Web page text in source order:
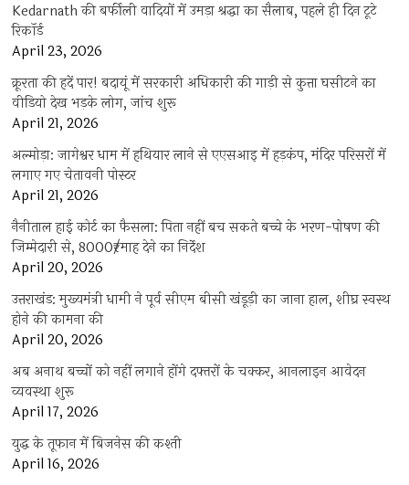
Kedarnath की बर्फीली वादियों में उमड़ा श्रद्धा का सैलाब, पहले ही दिन टूटे
रिकॉर्ड
April 23, 2026
क्रूरता की हदें पार! बदायूं में सरकारी अधिकारी की गाड़ी से कुत्ता घसीटने का
वीडियो देख भड़के लोग, जांच शुरू
April 21, 2026
अल्मोड़ा: जागेश्वर धाम में हथियार लाने से एएसआइ में हड़कंप, मंदिर परिसरों में
लगाए गए चेतावनी पोस्टर
April 21, 2026
नैनीताल हाई कोर्ट का फैसला: पिता नहीं बच सकते बच्चे के भरण-पोषण की
जिम्मेदारी से, 8000₹/माह देने का निर्देश
April 20, 2026
उत्तराखंड: मुख्यमंत्री धामी ने पूर्व सीएम बीसी खंडूड़ी का जाना हाल, शीघ्र स्वस्थ
होने की कामना की
April 20, 2026
अब अनाथ बच्चों को नहीं लगाने होंगे दफ्तरों के चक्कर, आनलाइन आवेदन
व्यवस्था शुरू
April 17, 2026
युद्ध के तूफान में बिजनेस की कश्ती
April 16, 2026